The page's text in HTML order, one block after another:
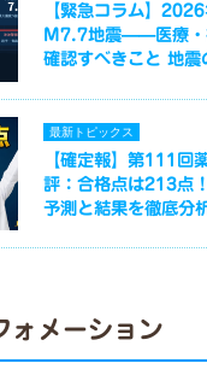
【緊急コラム】
M7.7地震——医療・
確認すべきこと 地震
最新トピックス
【確定報】第111回
評：合格点は213点
予測と結果を徹底分
ォメーション